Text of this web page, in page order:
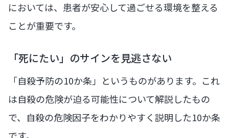
においては、患者が安心して過ごせる環境を整える
ことが重要です。
「死にたい」のサインを見逃さない
「自殺予防の10か条」というものがあります。これ
は自殺の危険が迫る可能性について解説したもの
で、自殺の危険因子をわかりやすく説明した10か条
です。